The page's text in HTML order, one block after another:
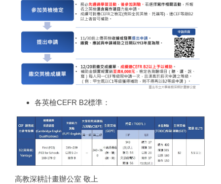
各英檢CEFR B2標準：
高教深耕計畫辦公室 敬上